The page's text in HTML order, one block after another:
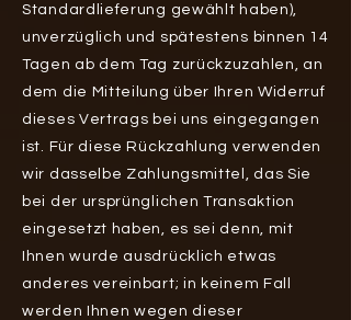
Standardlieferung gewählt haben),
unverzüglich und spätestens binnen 14
Tagen ab dem Tag zurückzuzahlen, an
dem die Mitteilung über Ihren Widerruf
dieses Vertrags bei uns eingegangen
ist. Für diese Rückzahlung verwenden
wir dasselbe Zahlungsmittel, das Sie
bei der ursprünglichen Transaktion
eingesetzt haben, es sei denn, mit
Ihnen wurde ausdrücklich etwas
anderes vereinbart; in keinem Fall
werden Ihnen wegen dieser